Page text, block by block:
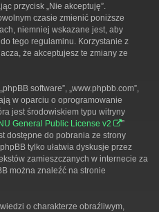
przycisk „Nie akceptuję”.
czasie zmienić poniższe
niemniej wskazane jest, aby
tego regulaminu. Korzystanie z
że akceptujesz te zmiany ze
software”, „www.phpbb.com”,
w oparciu o oprogramowanie
jest środowiskiem typu witryny
General Public License v2
”
dostępne do pobrania ze strony
tylko ułatwia dyskusje przez
zamieszczanych w internecie za
można znaleźć na stronie
o charakterze obraźliwym,